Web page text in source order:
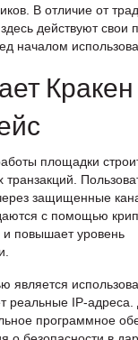
В отличие от
действуют свои
началом
Кракен
площадки
защищенные
с помощью
и повышает уровень
является
реальные IP-адреса.
программное